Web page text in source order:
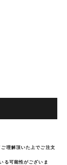
理解頂いた上でご注文
る可能性がございま